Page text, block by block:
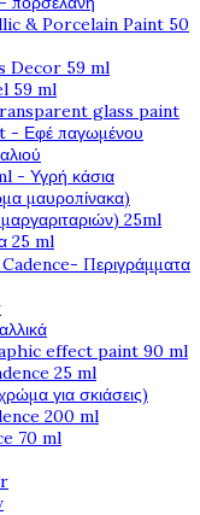
& Porcelain Paint 50
Decor 59 ml
59 ml
glass paint
Εφέ παγωμένου
- Υγρή κάσια
μαυροπίνακα)
25ml
25 ml
Περιγράμματα
effect paint 90 ml
25 ml
για σκιάσεις)
200 ml
70 ml